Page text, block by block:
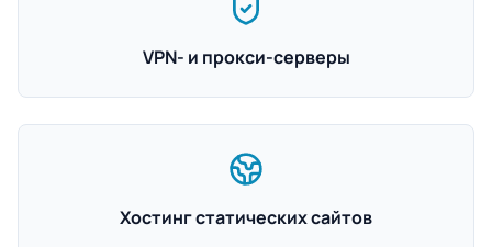
VPN- и прокси-серверы
Хостинг статических сайтов